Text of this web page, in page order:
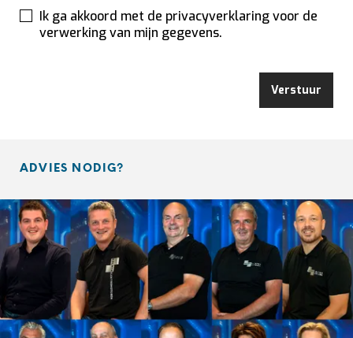
ADVIES NODIG?
Ik ga akkoord met de privacyverklaring voor de
verwerking van mijn gegevens.
Verstuur